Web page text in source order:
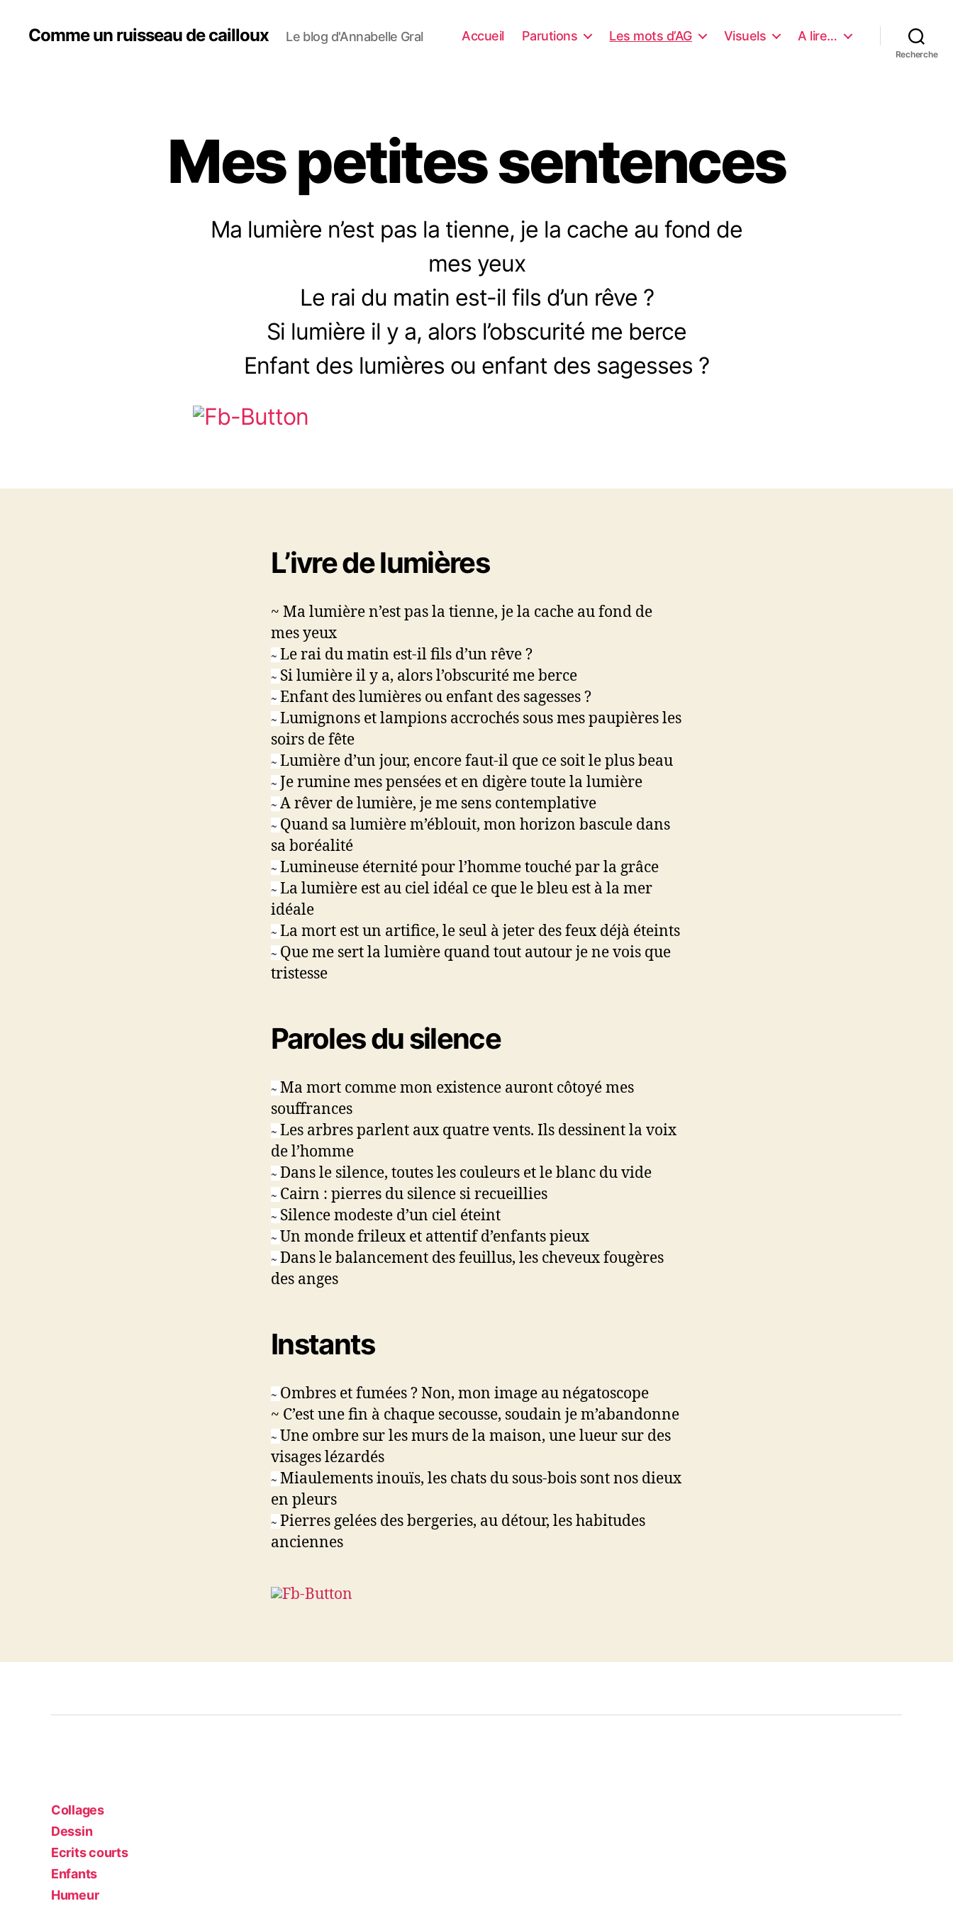
Comme un ruisseau de cailloux Le blog d'Annabelle Gral Accueil Parutions Les mots d’AG Visuels A lire…
Recherche
Mes petites sentences
Ma lumière n’est pas la tienne, je la cache au fond de
mes yeux
Le rai du matin est-il fils d’un rêve ?
Si lumière il y a, alors l’obscurité me berce
Enfant des lumières ou enfant des sagesses ?
L’ivre de lumières
~ Ma lumière n’est pas la tienne, je la cache au fond de
mes yeux
~ Le rai du matin est-il fils d’un rêve ?
~ Si lumière il y a, alors l’obscurité me berce
~ Enfant des lumières ou enfant des sagesses ?
~ Lumignons et lampions accrochés sous mes paupières les
soirs de fête
~ Lumière d’un jour, encore faut-il que ce soit le plus beau
~ Je rumine mes pensées et en digère toute la lumière
~ A rêver de lumière, je me sens contemplative
~ Quand sa lumière m’éblouit, mon horizon bascule dans
sa boréalité
~ Lumineuse éternité pour l’homme touché par la grâce
~ La lumière est au ciel idéal ce que le bleu est à la mer
idéale
~ La mort est un artifice, le seul à jeter des feux déjà éteints
~ Que me sert la lumière quand tout autour je ne vois que
tristesse
Paroles du silence
~ Ma mort comme mon existence auront côtoyé mes
souffrances
~ Les arbres parlent aux quatre vents. Ils dessinent la voix
de l’homme
~ Dans le silence, toutes les couleurs et le blanc du vide
~ Cairn : pierres du silence si recueillies
~ Silence modeste d’un ciel éteint
~ Un monde frileux et attentif d’enfants pieux
~ Dans le balancement des feuillus, les cheveux fougères
des anges
Instants
~ Ombres et fumées ? Non, mon image au négatoscope
~ C’est une fin à chaque secousse, soudain je m’abandonne
~ Une ombre sur les murs de la maison, une lueur sur des
visages lézardés
~ Miaulements inouïs, les chats du sous-bois sont nos dieux
en pleurs
~ Pierres gelées des bergeries, au détour, les habitudes
anciennes
Collages
Dessin
Ecrits courts
Enfants
Humeur